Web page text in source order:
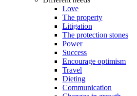
Love
The property
Litigation
The protection stones
Power
Success
Encourage optimism
Travel
Dieting
Communication